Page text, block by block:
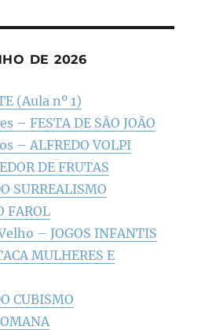
DE 2026
(Aula nº 1)
– FESTA DE SÃO JOÃO
– ALFREDO VOLPI
DE FRUTAS
SURREALISMO
FAROL
– JOGOS INFANTIS
MULHERES E
CUBISMO